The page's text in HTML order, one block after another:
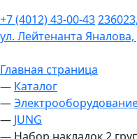
+7 (4012) 43-00-43
ул. Лейтенанта Яналова,
Главная страница
— Каталог
—
— JUNG